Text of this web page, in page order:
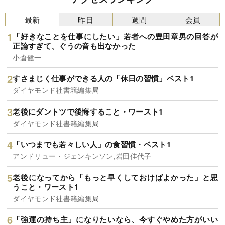
最新
「好きなことを仕事にしたい」若者への豊田章男の回答が
正論すぎて、ぐうの音も出なかった
小倉健一
すさまじく仕事ができる人の「休日の習慣」ベスト1
ダイヤモンド社書籍編集局
老後にダントツで後悔すること・ワースト1
ダイヤモンド社書籍編集局
「いつまでも若々しい人」の食習慣・ベスト1
アンドリュー・ジェンキンソン,岩田佳代子
老後になってから「もっと早くしておけばよかった」と思
うこと・ワースト1
ダイヤモンド社書籍編集局
「強運の持ち主」になりたいなら、今すぐやめた方がいい
昨日 週間 会員